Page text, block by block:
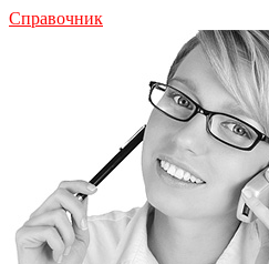
Справочник